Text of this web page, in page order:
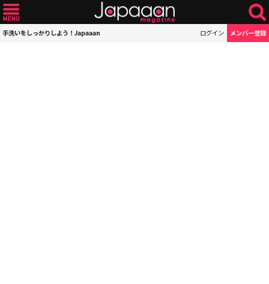
手洗いをしっかりしよう！Japaaan ログイン メンバー登録